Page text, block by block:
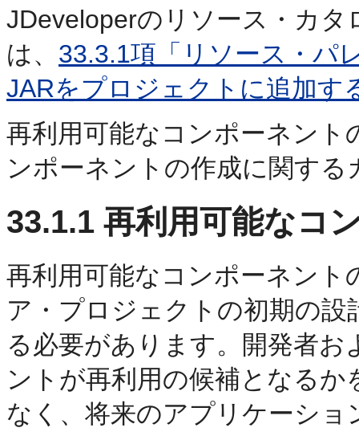
JDeveloperのリソース・カ
は、 33.3.1項「リソース・パ
JARをプロジェクトに追加す
再利用可能なコンポーネント
ンポーネントの作成に関す
33.1.1 再利用可能なコ
再利用可能なコンポーネン
ア・プロジェクトの初期の
る必要があります。開発者
ントが再利用の候補となる
なく、将来のアプリケーシ